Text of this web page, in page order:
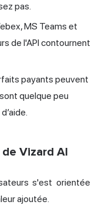
pas.
MS Teams et
de l'API contournent
payants peuvent
quelque peu
Vizard AI
s'est orientée
ajoutée.